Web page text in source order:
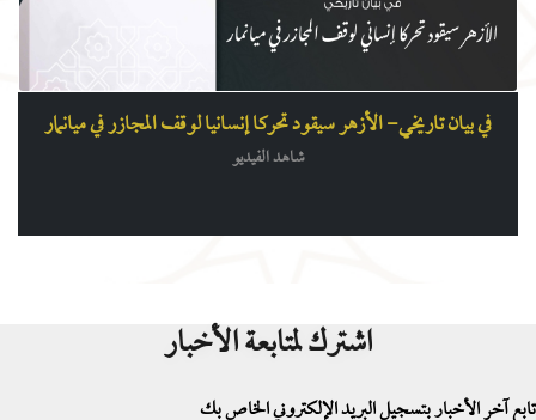
شاهد الفيديو
اشترك لمتابعة الأخبار
تابع آخر الأخبار بتسجيل البريد الإلكتروني الخاص بك